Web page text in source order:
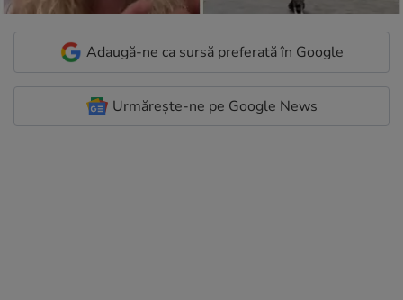
Adaugă-ne ca sursă preferată în Google
Urmărește-ne pe Google News